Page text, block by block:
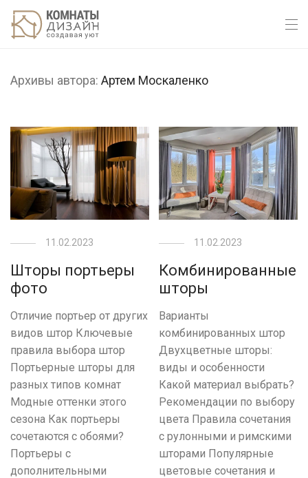
Архивы автора: Артем Москаленко
11.02.2023
Шторы портьеры
фото
Отличие портьер от других
видов штор Ключевые
правила выбора штор
Портьерные шторы для
разных типов комнат
Модные оттенки этого
сезона Как портьеры
сочетаются с обоями?
Портьеры с
дополнительными
11.02.2023
Комбинированные
шторы
Варианты
комбинированных штор
Двухцветные шторы:
виды и особенности
Какой материал выбрать?
Рекомендации по выбору
цвета Правила сочетания
с рулонными и римскими
шторами Популярные
цветовые сочетания и